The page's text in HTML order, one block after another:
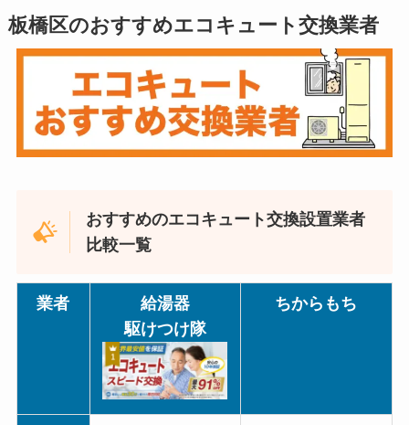
板橋区のおすすめエコキュート交換業者
おすすめのエコキュート交換設置業者
比較一覧
業者
給湯器
駆けつけ隊
ちからもち